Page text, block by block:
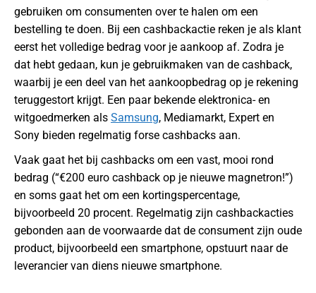
gebruiken om consumenten over te halen om een
bestelling te doen. Bij een cashbackactie reken je als klant
eerst het volledige bedrag voor je aankoop af. Zodra je
dat hebt gedaan, kun je gebruikmaken van de cashback,
waarbij je een deel van het aankoopbedrag op je rekening
teruggestort krijgt. Een paar bekende elektronica- en
witgoedmerken als Samsung, Mediamarkt, Expert en
Sony bieden regelmatig forse cashbacks aan.
Vaak gaat het bij cashbacks om een vast, mooi rond
bedrag (“€200 euro cashback op je nieuwe magnetron!”)
en soms gaat het om een kortingspercentage,
bijvoorbeeld 20 procent. Regelmatig zijn cashbackacties
gebonden aan de voorwaarde dat de consument zijn oude
product, bijvoorbeeld een smartphone, opstuurt naar de
leverancier van diens nieuwe smartphone.